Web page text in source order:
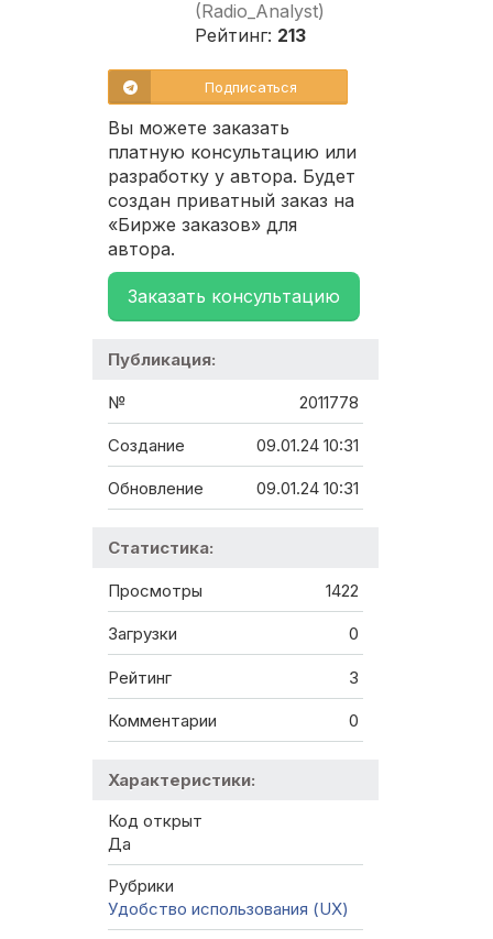
(Radio_Analyst)
Рейтинг: 213
Подписаться
Вы можете заказать
платную консультацию или
разработку у автора. Будет
создан приватный заказ на
«Бирже заказов» для
автора.
Заказать консультацию
Публикация:
№ 2011778
Создание 09.01.24 10:31
Обновление 09.01.24 10:31
Статистика:
Просмотры 1422
Загрузки 0
Рейтинг 3
Комментарии 0
Характеристики:
Код открыт
Да
Рубрики
Удобство использования (UX)